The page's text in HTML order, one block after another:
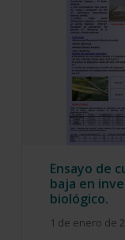
Ensayo de
baja en
biológico.
1 de enero de